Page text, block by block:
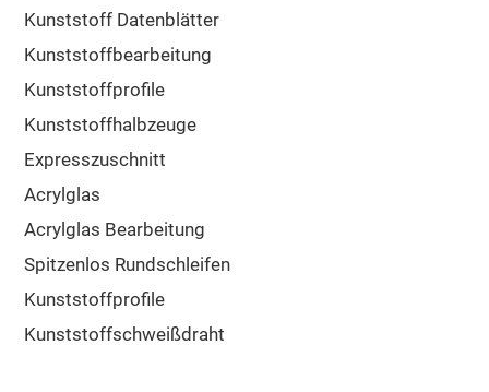
Kunststoff Datenblätter
Kunststoffbearbeitung
Kunststoffprofile
Kunststoffhalbzeuge
Expresszuschnitt
Acrylglas
Acrylglas Bearbeitung
Spitzenlos Rundschleifen
Kunststoffprofile
Kunststoffschweißdraht